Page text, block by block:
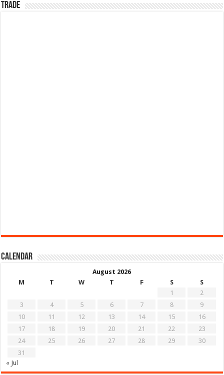
TRADE
Calendar
August 2026
M
T W T F S
S
1
2
3
4 5 6 7 8
9
10
11 12 13 14 15
16
17
18 19 20 21 22
23
24
25 26 27 28 29
30
31
« Jul